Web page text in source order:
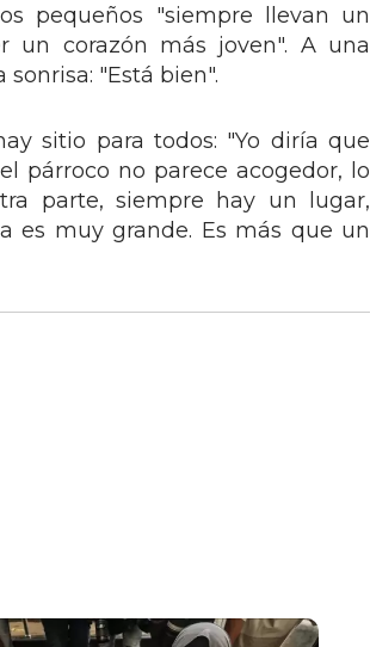
pequeños "siempre llevan un
un corazón más joven". A una
"Está bien".
sitio para todos: "Yo diría que
párroco no parece acogedor, lo
parte, siempre hay un lugar,
es muy grande. Es más que un